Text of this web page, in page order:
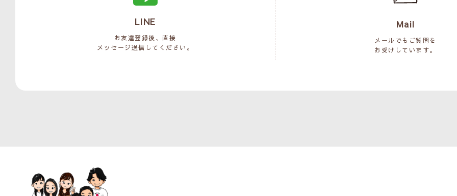
LINE
お友達登録後、直接
メッセージ送信してください。
Mail
メールでもご質問を
お受けしています。